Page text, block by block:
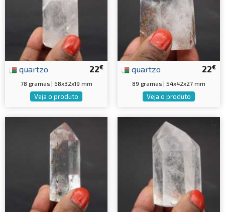
22€
quartzo
78 gramas | 68x32x19 mm
Veja o produto
22€
quartzo
89 gramas | 54x42x27 mm
Veja o produto